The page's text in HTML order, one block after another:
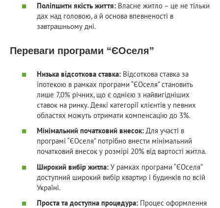
Поліпшити якість життя: Власне житло – це не тільки
дах над головою, а й основа впевненості в
завтрашньому дні.
Переваги програми “ЄОселя”
Низька відсоткова ставка: Відсоткова ставка за
іпотекою в рамках програми “ЄОселя” становить
лише 7,0% річних, що є однією з найвигідніших
ставок на ринку. Деякі категорії клієнтів у певних
областях можуть отримати компенсацію до 3%.
Мінімальний початковий внесок: Для участі в
програмі “ЄОселя” потрібно внести мінімальний
початковий внесок у розмірі 20% від вартості житла.
Широкий вибір житла: У рамках програми “ЄОселя”
доступний широкий вибір квартир і будинків по всій
Україні.
Проста та доступна процедура: Процес оформлення